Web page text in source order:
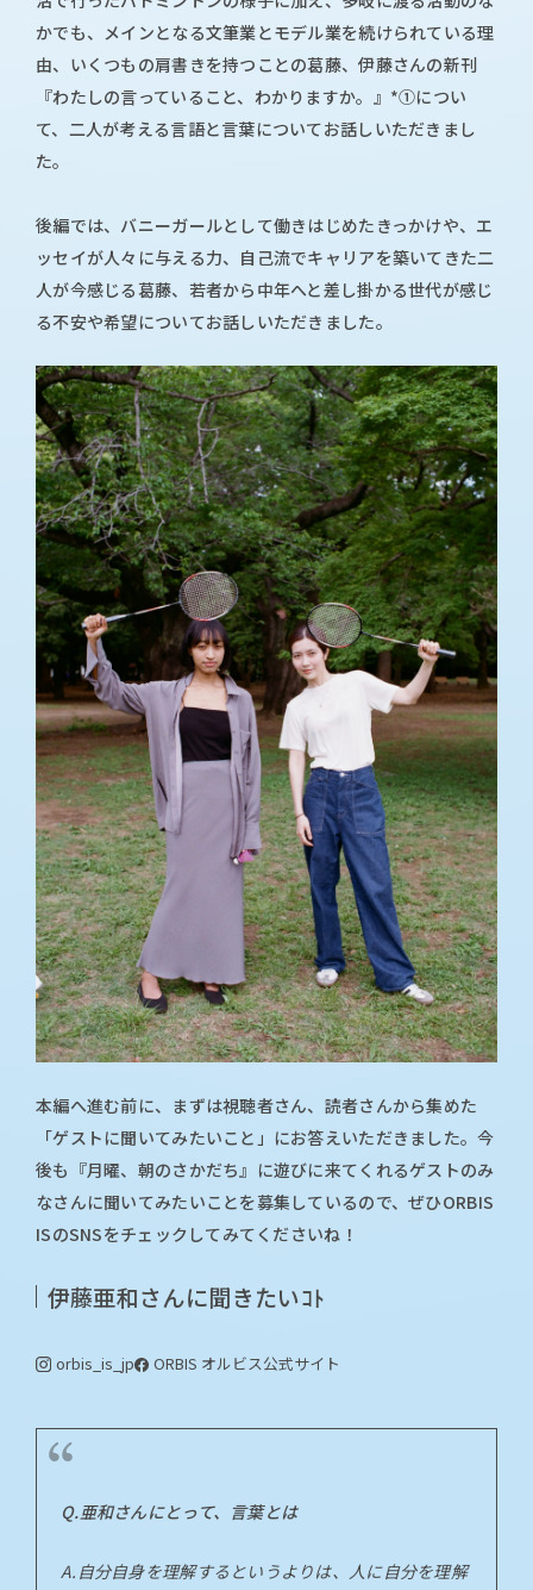
かでも、メインとなる文筆業とモデル業を続けられている理
由、いくつもの肩書きを持つことの葛藤、伊藤さんの新刊
『わたしの言っていること、わかりますか。』*①につい
て、二人が考える言語と言葉についてお話しいただきまし
た。
後編では、バニーガールとして働きはじめたきっかけや、エ
ッセイが人々に与える力、自己流でキャリアを築いてきた二
人が今感じる葛藤、若者から中年へと差し掛かる世代が感じ
る不安や希望についてお話しいただきました。
本編へ進む前に、まずは視聴者さん、読者さんから集めた
「ゲストに聞いてみたいこと」にお答えいただきました。今
後も『月曜、朝のさかだち』に遊びに来てくれるゲストのみ
なさんに聞いてみたいことを募集しているので、ぜひORBIS
ISのSNSをチェックしてみてくださいね！
伊藤亜和さんに聞きたいｺﾄ
orbis_is_jp ORBIS オルビス公式サイト
Q.亜和さんにとって、言葉とは
A.自分自身を理解するというよりは、人に自分を理解